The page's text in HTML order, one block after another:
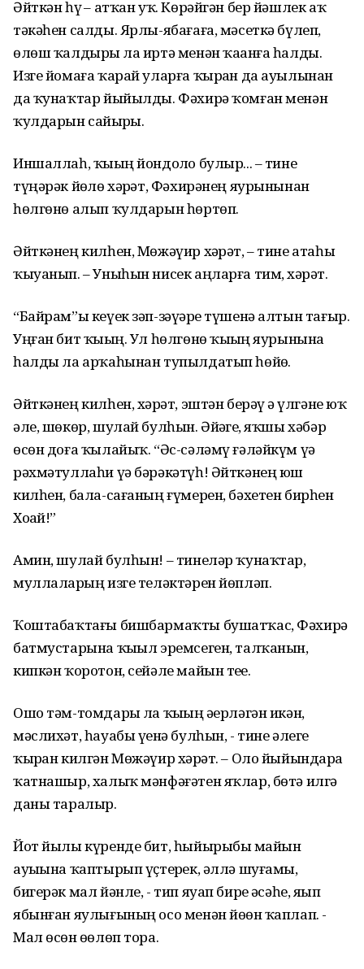
Әйткән һүҙ – атҡан уҡ. Көрәйгән бер йәшлек аҡ
тәкәһен салды. Ярлы-ябағаға, мәсеткә бүлеп,
өлөш ҡалдырҙы ла иртә менән ҡаҙанға һалды.
Изге йомаға ҡарай уларға ҡырҙан да ауылынан
да ҡунаҡтар йыйылды. Фәхирә ҡомған менән
ҡулдарын сайҙырҙы.
Иншаллаһ, ҡыҙың йондоҙло булыр... – тине
түңәрәк йөҙлө хәҙрәт, Фәхирәнең яурынынан
һөлгөнө алып ҡулдарын һөртөп.
Әйткәнең килһен, Мөжәүир хәҙрәт, – тине атаһы
ҡыуанып. – Уныһын нисек аңларға тим, хәҙрәт.
“Байрам”ы кеүек зәп-зәүҙәре түшенә алтын тағыр.
Уңған бит ҡыҙың. Ул һөлгөнө ҡыҙҙың яурынына
һалды ла арҡаһынан тупылдатып һөйҙө.
Әйткәнең килһен, хәҙрәт, эштән берәү ҙә үлгәне юҡ
әле, шөкөр, шулай булһын. Әйҙәгеҙ, яҡшы хәбәр
өсөн доға ҡылайыҡ. “Әс-сәләмү ғәләйкүм үә
рәхмәтуллаһи үә бәрәкәтүһ! Әйткәнең юш
килһен, бала-сағаның ғүмерен, бәхетен бирһен
Хоҙай!”
Амин, шулай булһын! – тинеләр ҡунаҡтар,
муллаларҙың изге теләктәрен йөпләп.
Ҡоштабаҡтағы бишбармаҡты бушатҡас, Фәхирә
батмустарына ҡыҙыл эремсеген, талҡанын,
кипкән ҡоротон, сейәле майын теҙҙе.
Ошо тәм-томдарҙы ла ҡыҙың әҙерләгән икән,
мәслихәт, һауабы үҙенә булһын, - тине әлеге
ҡырҙан килгән Мөжәүир хәҙрәт. – Оло йыйындарҙа
ҡатнашыр, халыҡ мәнфәғәтен яҡлар, бөтә илгә
даны таралыр.
Йот йылы күренде бит, һыйырыбыҙ майын
ауыҙына ҡаптырып үҫтерҙек, әллә шуғамы,
бигерәк мал йәнле, - тип яуап бирҙе әсәһе, яҙып
ябынған яулығының осо менән йөҙөн ҡаплап. -
Мал өсөн өҙөлөп тора.